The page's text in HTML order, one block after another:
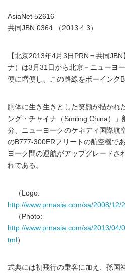
AsiaNet 52616
共同JBN 0364 （2013.4.3）
【北京2013年4月3日PRN＝共同
ナ）は3月31日から北京－ニューヨ
便に増便し、この路線をボーイング
胴体に生き生きとした笑顔が描かれ
ング・チャイナ（Smiling China）
分、ニューヨークのケネディ国際航
のB777-300ERフリートの航空機で
ヨーク間の運航がアップグレードさ
れである。
（Logo:
http://www.prnasia.com/sa/2008/12/
（Photo:
http://www.prnasia.com/sa/2013/
tml ）
式典には初飛行の乗客に加え、孫国